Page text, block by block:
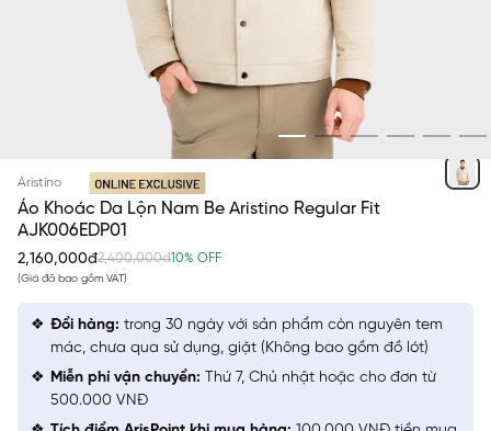
Aristino
Áo Khoác Da Lộn Nam Be Aristino Regular Fit
AJK006EDP01
2,160,000đ2,400,000đ10% OFF
(Giá đã bao gồm VAT)
Đổi hàng: trong 30 ngày với sản phẩm còn nguyên tem
mác, chưa qua sử dụng, giặt (Không bao gồm đồ lót)
Miễn phí vận chuyển: Thứ 7, Chủ nhật hoặc cho đơn từ
500.000 VNĐ